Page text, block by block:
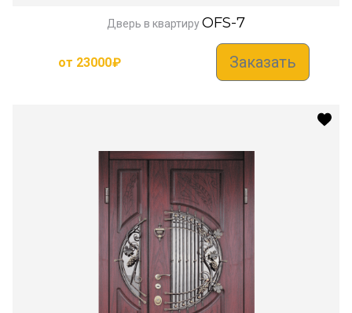
Дверь в квартируOFS-7
от 23000₽ Заказать